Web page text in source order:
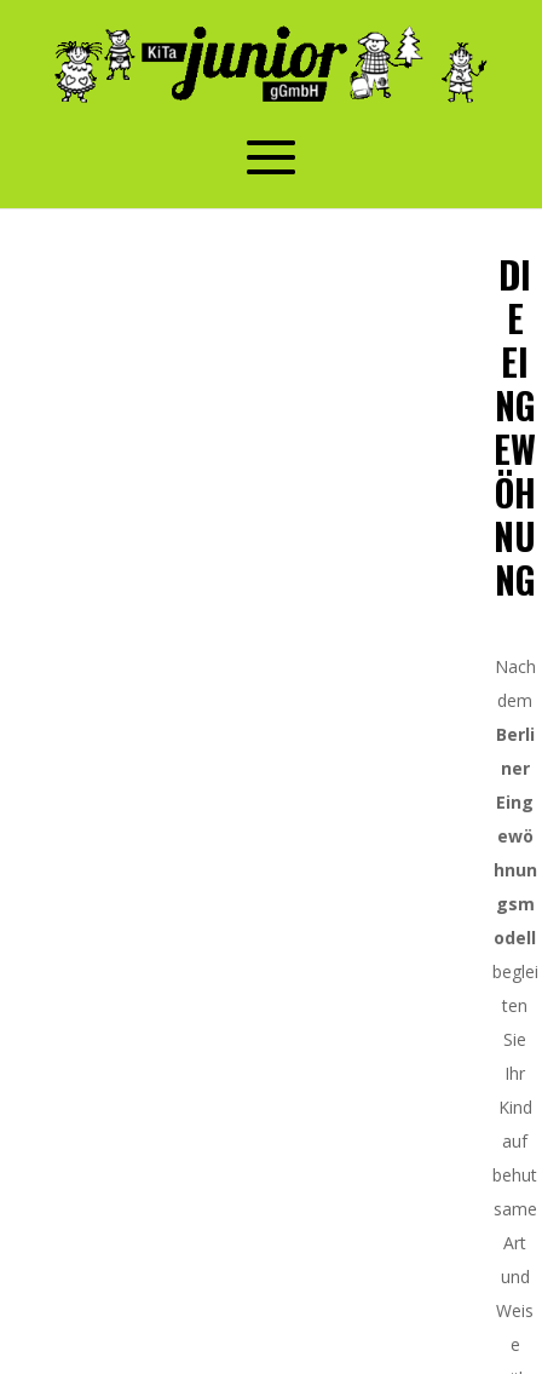
DI
E
EI
NG
EW
ÖH
NU
NG
Nach
dem
Berli
ner
Eing
ewö
hnun
gsm
odell
beglei
ten
Sie
Ihr
Kind
auf
behut
same
Art
und
Weis
e